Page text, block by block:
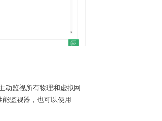
动监视所有物理和虚拟网
能监视器，也可以使用